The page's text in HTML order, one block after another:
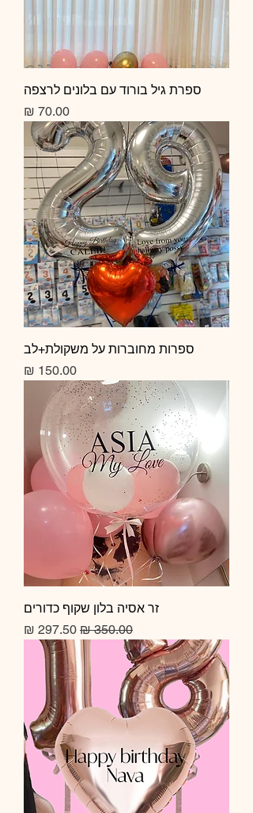
ספרת גיל בורוד עם בלונים לרצפה
מחיר
ספרות מחוברות על משקולת+לב
מחיר
זר אסיה בלון שקוף כדורים
מחיר רגיל מחיר מבצע